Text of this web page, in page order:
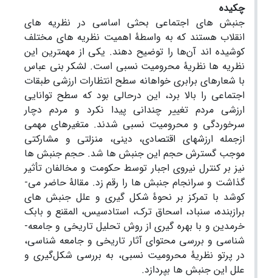
چکیده
جنبش ­های اجتماعی بحثی اساسی در نظریه ­های
انقلاب هستند که به ­واسطۀ اهمیت نظریه­ های مختلف
کوشیده اند آن‌ها را توضیح دهند. یکی از مهم­ترین این
نظریه­ ها نظریۀ محرومیت نسبی است. لشکر بنی­ عباس
با شعارهای برابری­ خواهانه سطح انتظارات ارزشی طبقات
اجتماعی را بالا برد، این در­حالی بود که سطح توانایی
ارزشی مردم تغییر چندانی پیدا نکرد و مردم دچار
سرخوردگی و محرومیت نسبی شدند. متغیر­های مهمی
ازجمله ارزش­های اقتصادی، دینی، منزلتی و مشارکتی
موجب گسترش حجم این جنبش­ ها شد. حجم جنبش­ ها
نیز بر کنترل نیروی اجبار توسط حکومت و مخالفان تأثیر
گذاشت و سرانجام جنبش ­ها را رقم زد. مقالۀ حاضر می­
کوشد با تمرکز بر نحوۀ شکل ­گیری و علل جنبش­ های
برازبنده، سنباد، اسحاق ترک، استادسیس، المقنع و بابک
خرمدین و با بهره­ گیری از روش تحلیل تاریخی و جامعه­
شناسی و بررسی محتوای آثار تاریخی و جامعه ­شناسی،
در پرتو نظریۀ محرومیت نسبی، به بررسی شکل‌گیری و
علل این جنبش­ ها بپردازد.